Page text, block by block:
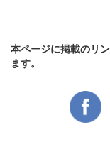
本ページに掲載のリ
ます。